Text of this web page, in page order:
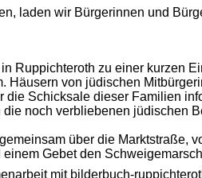
laden wir Bürgerinnen und
Ruppichteroth zu einer kurzen
von jüdischen
die Schicksale dieser Familien
noch verbliebenen
über die
Gebet den
mit bilderbuch-